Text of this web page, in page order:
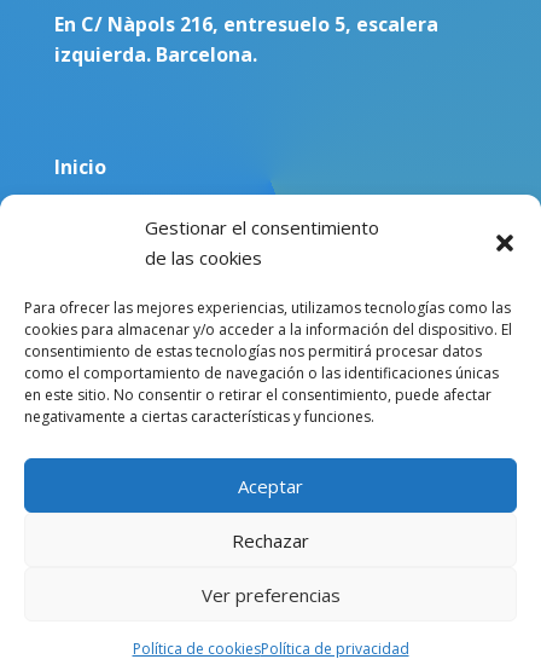
Gestionar el consentimiento
de las cookies
Para ofrecer las mejores experiencias, utilizamos tecnologías como las
cookies para almacenar y/o acceder a la información del dispositivo. El
consentimiento de estas tecnologías nos permitirá procesar datos
como el comportamiento de navegación o las identificaciones únicas
en este sitio. No consentir o retirar el consentimiento, puede afectar
negativamente a ciertas características y funciones.
Aceptar
Rechazar
Ver preferencias
Política de cookiesPolítica de privacidad
En C/ Nàpols 216, entresuelo 5, escalera
izquierda. Barcelona.
Inicio
Sobre mí
Contacto
Copyright © 2024 – Julia Achilli. Website design from